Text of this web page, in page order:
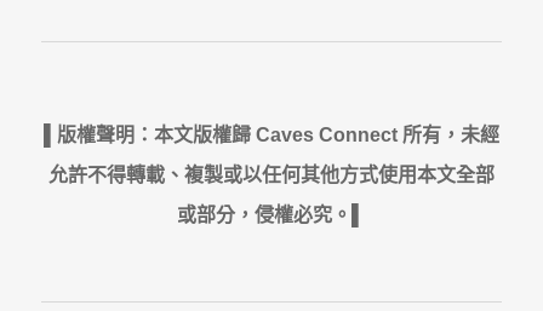
▌版權聲明：本文版權歸 Caves Connect 所有，未經
允許不得轉載、複製或以任何其他方式使用本文全部
或部分，侵權必究。▌